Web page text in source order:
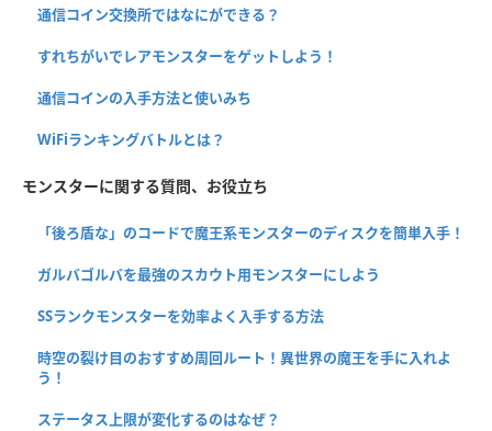
通信コイン交換所ではなにができる？
すれちがいでレアモンスターをゲットしよう！
通信コインの入手方法と使いみち
WiFiランキングバトルとは？
モンスターに関する質問、お役立ち
「後ろ盾な」のコードで魔王系モンスターのディスクを簡単入手！
ガルバゴルバを最強のスカウト用モンスターにしよう
SSランクモンスターを効率よく入手する方法
時空の裂け目のおすすめ周回ルート！異世界の魔王を手に入れよ
う！
ステータス上限が変化するのはなぜ？